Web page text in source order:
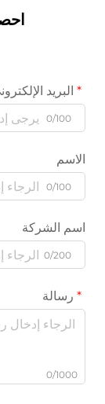
البريد
0/100
الاسم
0/100
اسم الشركة
0/200
رسالة
0/1000